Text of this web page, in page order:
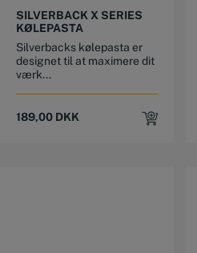
SILVERBACK X SERIES
KØLEPASTA
Silverbacks kølepasta er
designet til at maximere dit
værk...
189,00 DKK